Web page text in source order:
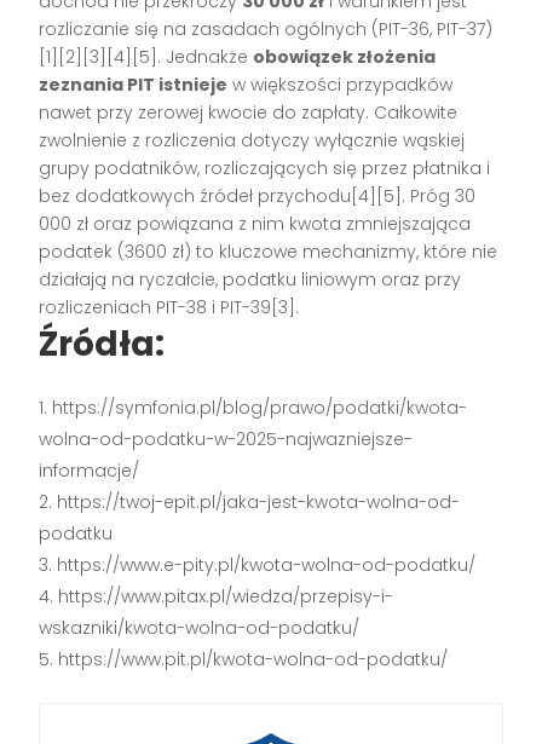
rozliczanie się na zasadach ogólnych (PIT-36, PIT-37)
[1][2][3][4][5]. Jednakże obowiązek złożenia
zeznania PIT istnieje w większości przypadków
nawet przy zerowej kwocie do zapłaty. Całkowite
zwolnienie z rozliczenia dotyczy wyłącznie wąskiej
grupy podatników, rozliczających się przez płatnika i
bez dodatkowych źródeł przychodu[4][5]. Próg 30
000 zł oraz powiązana z nim kwota zmniejszająca
podatek (3600 zł) to kluczowe mechanizmy, które nie
działają na ryczałcie, podatku liniowym oraz przy
rozliczeniach PIT-38 i PIT-39[3].
Źródła:
https://symfonia.pl/blog/prawo/podatki/kwota-
wolna-od-podatku-w-2025-najwazniejsze-
informacje/
https://twoj-epit.pl/jaka-jest-kwota-wolna-od-
podatku
https://www.e-pity.pl/kwota-wolna-od-podatku/
https://www.pitax.pl/wiedza/przepisy-i-
wskazniki/kwota-wolna-od-podatku/
https://www.pit.pl/kwota-wolna-od-podatku/